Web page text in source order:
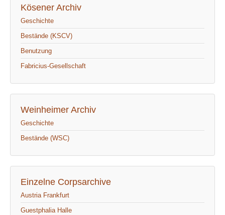
Kösener Archiv
Geschichte
Bestände (KSCV)
Benutzung
Fabricius-Gesellschaft
Weinheimer Archiv
Geschichte
Bestände (WSC)
Einzelne Corpsarchive
Austria Frankfurt
Guestphalia Halle